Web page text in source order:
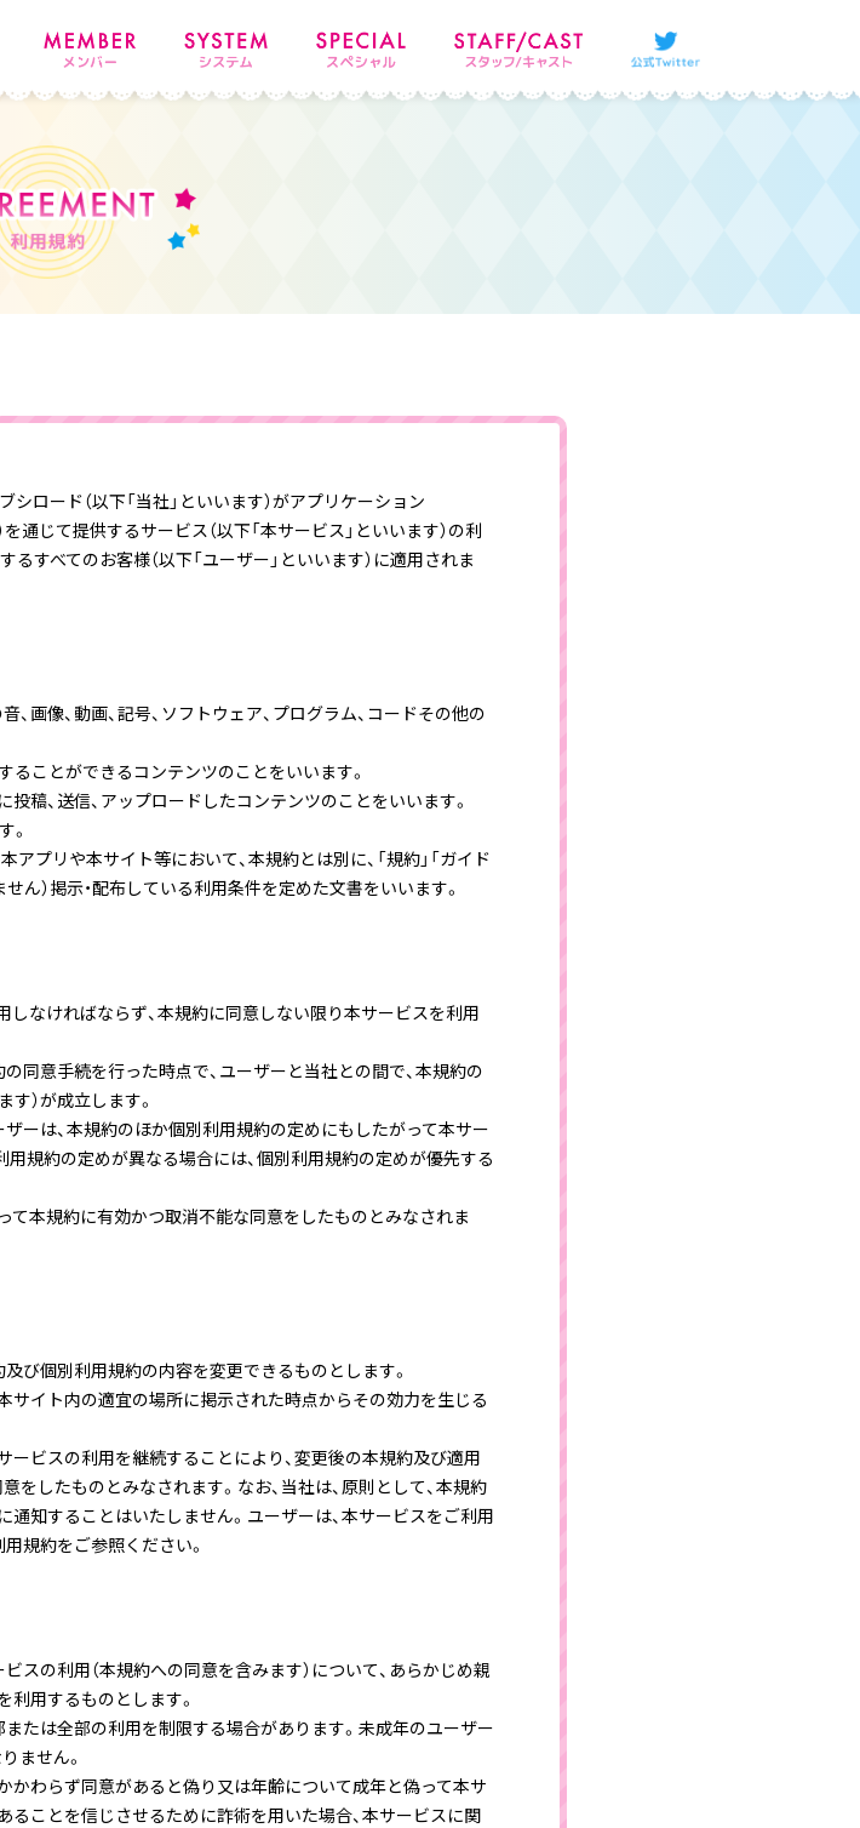
シロード（以下「当社」といいます）がアプリケーション
を通じて提供するサービス（以下「本サービス」といいます）の利
すべてのお客様（以下「ユーザー」といいます）に適用されま
、画像、動画、記号、ソフトウェア、プログラム、コードその他の
ることができるコンテンツのことをいいます。
稿、送信、アップロードしたコンテンツのことをいいます。
。
アプリや本サイト等において、本規約とは別に、「規約」「ガイド
ん）掲示・配布している利用条件を定めた文書をいいます。
なければならず、本規約に同意しない限り本サービスを利用
同意手続を行った時点で、ユーザーと当社との間で、本規約の
）が成立します。
ーは、本規約のほか個別利用規約の定めにもしたがって本サー
規約の定めが異なる場合には、個別利用規約の定めが優先する
て本規約に有効かつ取消不能な同意をしたものとみなされま
び個別利用規約の内容を変更できるものとします。
サイト内の適宜の場所に掲示された時点からその効力を生じる
ービスの利用を継続することにより、変更後の本規約及び適用
したものとみなされます。なお、当社は、原則として、本規約
知することはいたしません。ユーザーは、本サービスをご利用
規約をご参照ください。
スの利用（本規約への同意を含みます）について、あらかじめ親
用するものとします。
たは全部の利用を制限する場合があります。未成年のユーザー
ません。
かわらず同意があると偽り又は年齢について成年と偽って本サ
ることを信じさせるために詐術を用いた場合、本サービスに関